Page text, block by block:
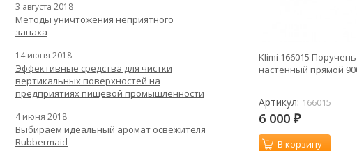
Klimi 166015 Поручень
настенный прямой
Артикул: 166015
6 000 ₽
В корзину
3 августа 2018
Методы уничтожения неприятного
запаха
14 июня 2018
Эффективные средства для чистки
вертикальных поверхностей на
предприятиях пищевой промышленности
4 июня 2018
Выбираем идеальный аромат освежителя
Rubbermaid